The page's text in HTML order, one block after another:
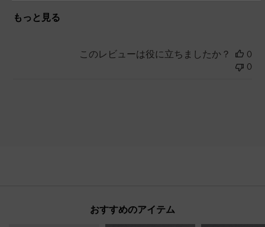
もっと見る
このレビューは役に立ちましたか？
0
0
おすすめのアイテム